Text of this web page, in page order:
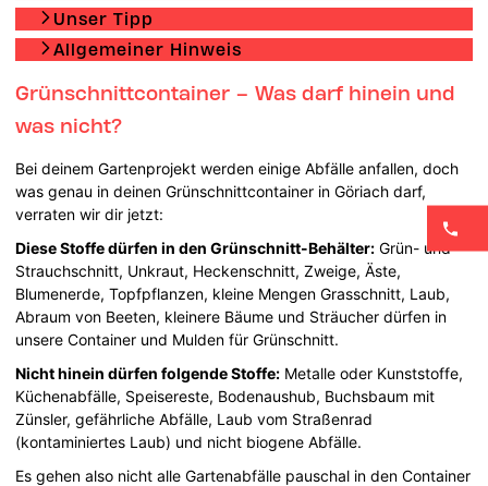
Unser Tipp
Allgemeiner Hinweis
Grünschnittcontainer – Was darf hinein und
was nicht?
Bei deinem Gartenprojekt werden einige Abfälle anfallen, doch
was genau in deinen Grünschnittcontainer in Göriach darf,
verraten wir dir jetzt:
Diese Stoffe dürfen in den Grünschnitt-Behälter: Grün- und
Strauchschnitt, Unkraut, Heckenschnitt, Zweige, Äste,
Blumenerde, Topfpflanzen, kleine Mengen Grasschnitt, Laub,
Abraum von Beeten, kleinere Bäume und Sträucher dürfen in
unsere Container und Mulden für Grünschnitt.
Nicht hinein dürfen folgende Stoffe: Metalle oder Kunststoffe,
Küchenabfälle, Speisereste, Bodenaushub, Buchsbaum mit
Zünsler, gefährliche Abfälle, Laub vom Straßenrad
(kontaminiertes Laub) und nicht biogene Abfälle.
Es gehen also nicht alle Gartenabfälle pauschal in den Container